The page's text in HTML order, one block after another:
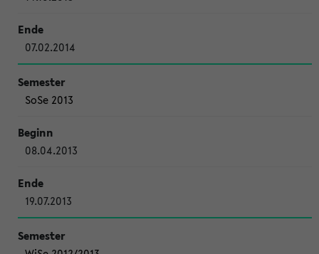
07.02.2014
SoSe 2013
08.04.2013
19.07.2013